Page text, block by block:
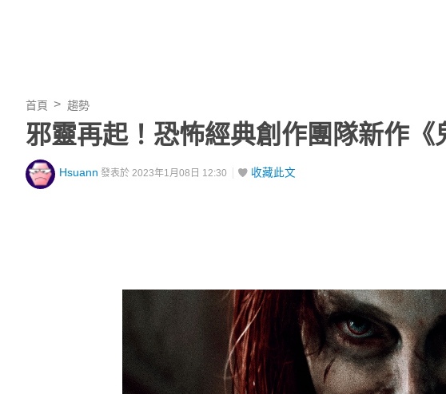
首頁 趨勢
邪靈再起！恐怖經典創作團隊新作
Hsuann 發表於 2023年1月08日 12:30 收藏此文